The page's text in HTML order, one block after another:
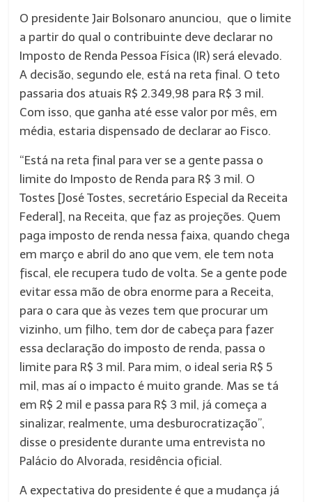
O presidente Jair Bolsonaro anunciou, que o limite
a partir do qual o contribuinte deve declarar no
Imposto de Renda Pessoa Física (IR) será elevado.
A decisão, segundo ele, está na reta final. O teto
passaria dos atuais R$ 2.349,98 para R$ 3 mil.
Com isso, que ganha até esse valor por mês, em
média, estaria dispensado de declarar ao Fisco.
“Está na reta final para ver se a gente passa o
limite do Imposto de Renda para R$ 3 mil. O
Tostes [José Tostes, secretário Especial da Receita
Federal], na Receita, que faz as projeções. Quem
paga imposto de renda nessa faixa, quando chega
em março e abril do ano que vem, ele tem nota
fiscal, ele recupera tudo de volta. Se a gente pode
evitar essa mão de obra enorme para a Receita,
para o cara que às vezes tem que procurar um
vizinho, um filho, tem dor de cabeça para fazer
essa declaração do imposto de renda, passa o
limite para R$ 3 mil. Para mim, o ideal seria R$ 5
mil, mas aí o impacto é muito grande. Mas se tá
em R$ 2 mil e passa para R$ 3 mil, já começa a
sinalizar, realmente, uma desburocratização”,
disse o presidente durante uma entrevista no
Palácio do Alvorada, residência oficial.
A expectativa do presidente é que a mudança já